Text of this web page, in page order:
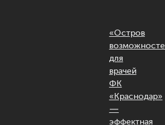
«Остров
для
врачей
ФК
«Краснодар»
—
эффектная